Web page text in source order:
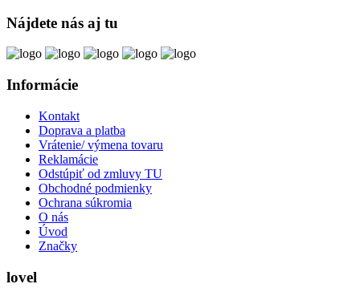
Nájdete nás aj tu
Informácie
Kontakt
Doprava a platba
Vrátenie/ výmena tovaru
Reklamácie
Odstúpiť od zmluvy TU
Obchodné podmienky
Ochrana súkromia
O nás
Úvod
Značky
lovel